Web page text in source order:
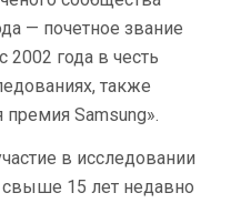
— почетное звание
2002 года в честь
также
Samsung».
в исследовании
15 лет недавно